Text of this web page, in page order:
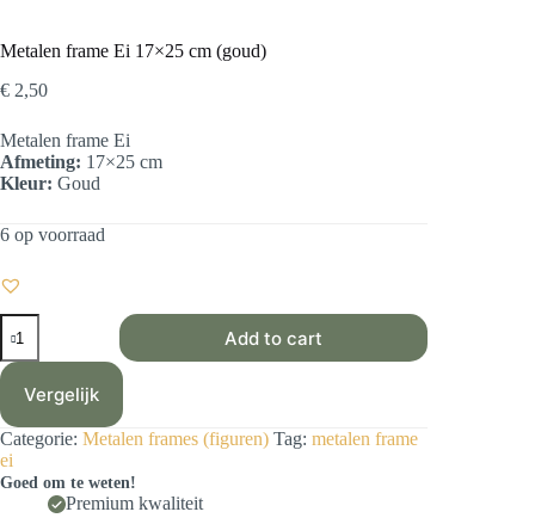
Metalen frame Ei 17×25 cm (goud)
€ 2,50
Metalen frame Ei
Afmeting: 17×25 cm
Kleur: Goud
6 op voorraad
Metalen
frame
Ei
17x25
(goud)
aantal
Add to cart
Vergelijk
Categorie: Metalen frames (figuren) Tag: metalen frame
ei
Goed om te weten!
Premium kwaliteit